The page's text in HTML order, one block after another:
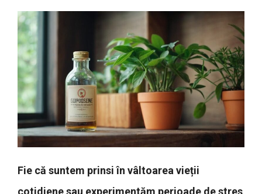
Fie că suntem prinsi în vâltoarea vieții
cotidiene sau experimentăm perioade de stres